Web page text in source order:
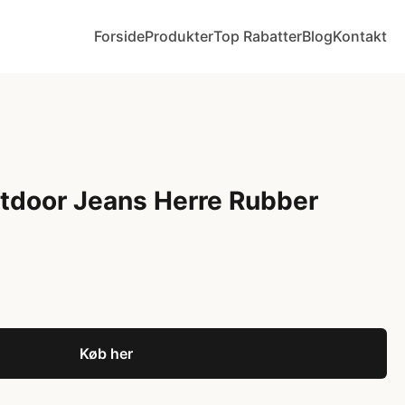
ForsideProdukterTop RabatterBlogKontakt
Jeans Herre Rubber
Køb her